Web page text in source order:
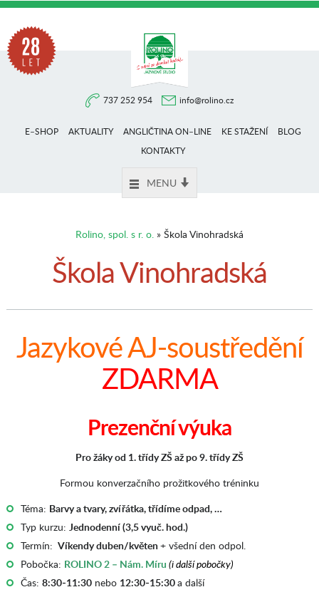
737 252 954 info@rolino.cz
E–SHOP AKTUALITY ANGLIČTINA ON–LINE KE STAŽENÍ
BLOG
KONTAKTY
MENU
Rolino, spol. s r. o. » Škola Vinohradská
Škola Vinohradská
Jazykové AJ-soustředění
ZDARMA
Prezenční výuka
Pro žáky od 1. třídy ZŠ až po 9. třídy ZŠ
Formou konverzačního prožitkového tréninku
Téma: Barvy a tvary, zvířátka, třídíme odpad, …
Typ kurzu: Jednodenní (3,5 vyuč. hod.)
Termín: Víkendy duben/květen+ všední den odpol.
Pobočka: ROLINO 2 – Nám. Míru (i další pobočky)
Čas: 8:30-11:30nebo 12:30-15:30a další